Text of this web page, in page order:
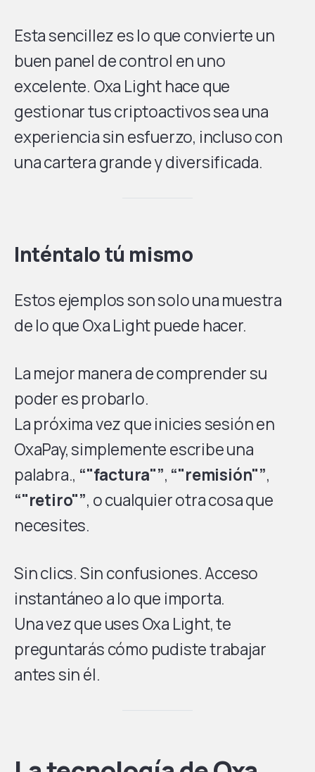
Esta sencillez es lo que convierte un
buen panel de control en uno
excelente. Oxa Light hace que
gestionar tus criptoactivos sea una
experiencia sin esfuerzo, incluso con
una cartera grande y diversificada.
Inténtalo tú mismo
Estos ejemplos son solo una muestra
de lo que Oxa Light puede hacer.
La mejor manera de comprender su
poder es probarlo.
La próxima vez que inicies sesión en
OxaPay, simplemente escribe una
palabra., “"factura"”, “"remisión"”,
“"retiro"”, o cualquier otra cosa que
necesites.
Sin clics. Sin confusiones. Acceso
instantáneo a lo que importa.
Una vez que uses Oxa Light, te
preguntarás cómo pudiste trabajar
antes sin él.